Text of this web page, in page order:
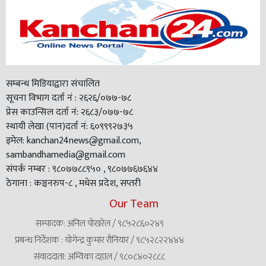
सम्बन्ध मिडियाद्वारा संचालित
सूचना विभाग दर्ता नं : २६२६/०७७-७८
प्रेस काउन्सिल दर्ता नं: २६८३/०७७-७८
स्थायी लेखा (पान)दर्ता नं: ६०९९९२७३५
इमेल: kanchan24news@gmail.com,
sambandhamedia@gmail.com
संपर्क नम्बर : ९८०७७८८९५० , ९८०७७६७६४४
ठेगाना : कञ्चनरुप-८ , मधेस प्रदेश, सप्तरी
Our Team
सम्पादक: अनिल पोखरेल / ९८५२८६०२४९
प्रबन्ध निर्देशक : योगेन्द्र कुमार रौनियार / ९८५२८२२४४४
संवाददाता: अम्विका दहाल / ९८०८४०२८८८